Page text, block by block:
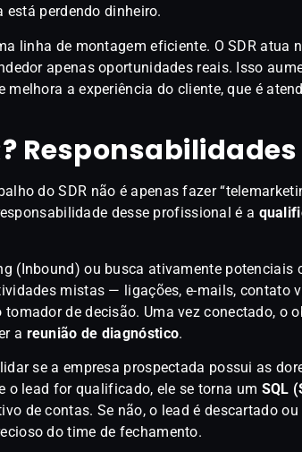
perdendo dinheiro.
linha de montagem eficiente. O SDR atua
apenas oportunidades reais. Isso
melhora a experiência do cliente, que é
do SDR não é apenas fazer
desse profissional é a
(Inbound) ou busca ativamente potenciais
mistas — ligações, e-mails, contato
de decisão. Uma vez conectado, o
a reunião de diagnóstico.
se a empresa prospectada possui as
o lead for qualificado, ele se torna um SQL
de contas. Se não, o lead é descartado
do time de fechamento.